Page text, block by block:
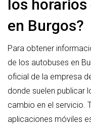
los
en Burgos?
Para obtener
de los autobuses en
oficial de la empresa
donde suelen publicar
cambio en el servicio.
aplicaciones móviles